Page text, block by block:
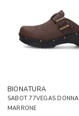
BIONATURA
SABOT 77VEGAS DONNA
MARRONE